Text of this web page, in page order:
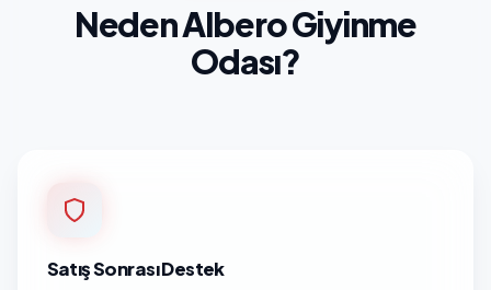
Neden Albero Giyinme
Odası?
Satış Sonrası Destek